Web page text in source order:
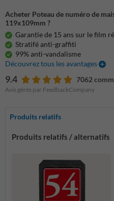
Acheter Poteau de numéro de
119x109mm ?
Garantie de 15 ans sur le film
Stratifé anti-graffiti
99% anti-vandalisme
Découvrez tous les avantages
9.4 7062
Avis gérés par FeedbackCompany
Produits relatifs
Produits relatifs / alternatifs